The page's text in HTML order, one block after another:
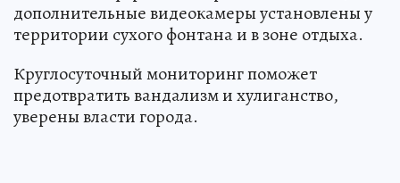
дополнительные видеокамеры установлены у
территории сухого фонтана и в зоне отдыха.
Круглосуточный мониторинг поможет
предотвратить вандализм и хулиганство,
уверены власти города.